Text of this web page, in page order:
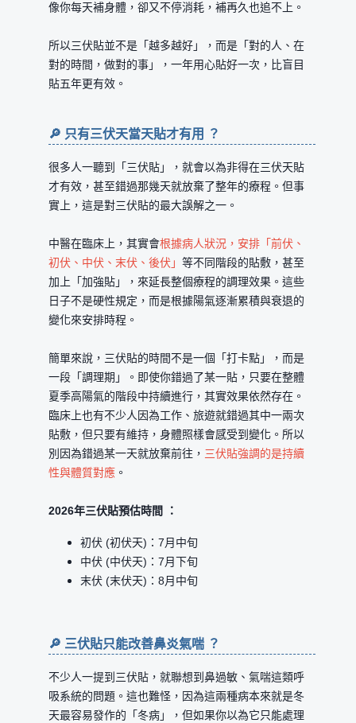
像你每天補身體，卻又不停消耗，補再久也追不上。
所以三伏貼並不是「越多越好」，而是「對的人、在
對的時間，做對的事」，一年用心貼好一次，比盲目
貼五年更有效。
🔎 只有三伏天當天貼才有用 ？
很多人一聽到「三伏貼」，就會以為非得在三伏天貼
才有效，甚至錯過那幾天就放棄了整年的療程。但事
實上，這是對三伏貼的最大誤解之一。
中醫在臨床上，其實會根據病人狀況，安排「前伏、
初伏、中伏、末伏、後伏」等不同階段的貼敷，甚至
加上「加強貼」，來延長整個療程的調理效果。這些
日子不是硬性規定，而是根據陽氣逐漸累積與衰退的
變化來安排時程。
簡單來說，三伏貼的時間不是一個「打卡點」，而是
一段「調理期」。即使你錯過了某一貼，只要在整體
夏季高陽氣的階段中持續進行，其實效果依然存在。
臨床上也有不少人因為工作、旅遊就錯過其中一兩次
貼敷，但只要有維持，身體照樣會感受到變化。所以
別因為錯過某一天就放棄前往， 三伏貼強調的是持續
性與體質對應 。
2026年三伏貼預估時間 ：
初伏 (初伏天)：7月中旬
中伏 (中伏天)：7月下旬
末伏 (末伏天)：8月中旬
🔎 三伏貼只能改善鼻炎氣喘 ？
不少人一提到三伏貼，就聯想到鼻過敏、氣喘這類呼
吸系統的問題。這也難怪，因為這兩種病本來就是冬
天最容易發作的「冬病」，但如果你以為它只能處理